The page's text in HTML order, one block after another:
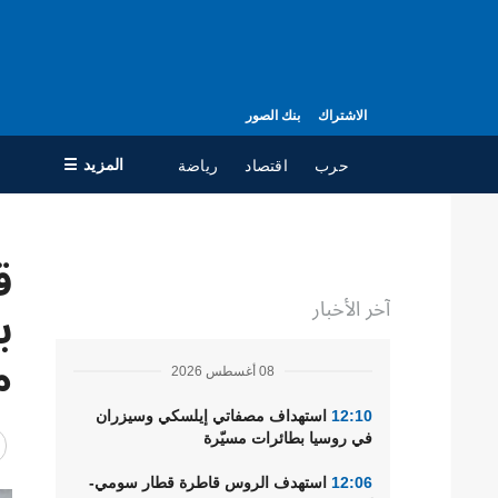
الاشتراك بنك الصور
حرب اقتصاد رياضة المزيد ☰
حرب
تعافي أوكرانيا
مجتمع
الدفاع
آخر الأخبار
08 أغسطس 2026
12:10 استهداف مصفاتي إيلسكي وسيزران
في روسيا بطائرات مسيّرة
12:06 استهدف الروس قاطرة قطار سومي-